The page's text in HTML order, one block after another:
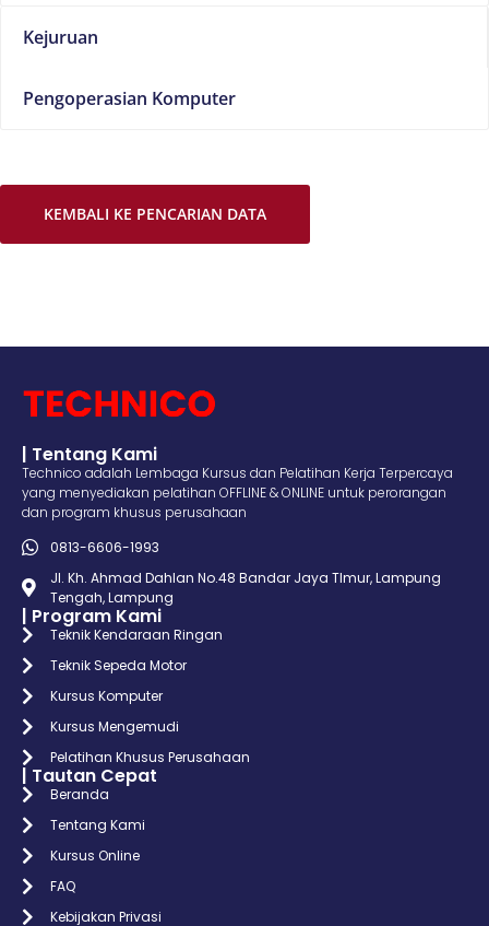
Kejuruan
Pengoperasian Komputer
KEMBALI KE PENCARIAN DATA
| Tentang Kami
Technico adalah Lembaga Kursus dan Pelatihan Kerja Terpercaya
yang menyediakan pelatihan OFFLINE & ONLINE untuk perorangan
dan program khusus perusahaan
0813-6606-1993
Jl. Kh. Ahmad Dahlan No.48 Bandar Jaya TImur, Lampung
Tengah, Lampung
| Program Kami
Teknik Kendaraan Ringan
Teknik Sepeda Motor
Kursus Komputer
Kursus Mengemudi
Pelatihan Khusus Perusahaan
| Tautan Cepat
Beranda
Tentang Kami
Kursus Online
FAQ
Kebijakan Privasi